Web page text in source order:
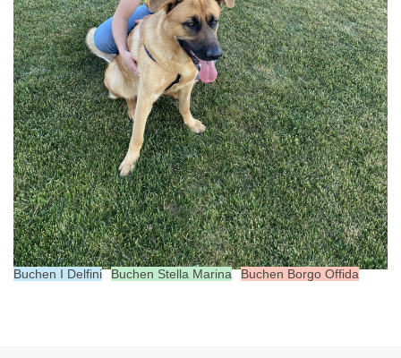
Buchen I Delfini Buchen Stella Marina Buchen Borgo Offida